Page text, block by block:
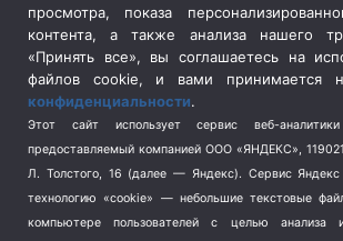
Социальная политика
(3)
Спецоперация в Украине
Спецоперация на Украине
(404)
Спорт (740)
Терроризм (1)
Транспорт (262)
Туризм (178)
просмотра, показа
контента, а также анализа нашего
«Принять все», вы соглашаетесь на
файлов cookie, и вами
конфиденциальности.
Этот сайт использует сервис веб-
предоставляемый компанией ООО «ЯНДЕКС»,
Л. Толстого, 16 (далее — Яндекс). Сервис Яндекс
технологию «cookie» — небольшие текстовые
компьютере пользователей с целью анализа